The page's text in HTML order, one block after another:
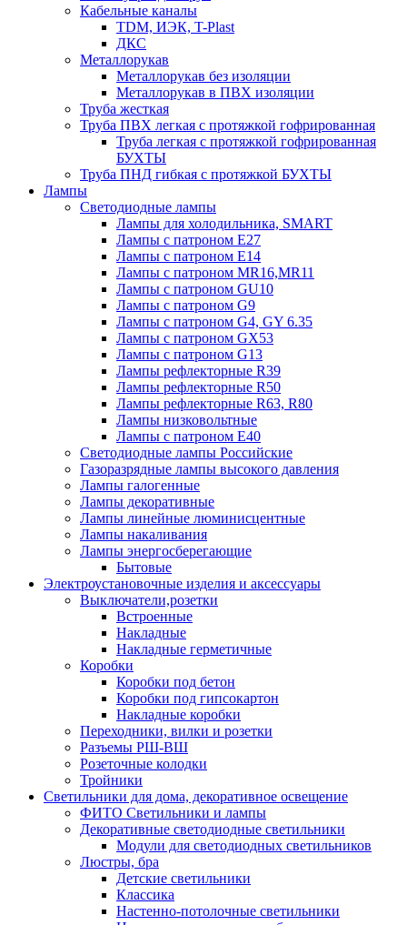
Кабельные каналы
TDM, ИЭК, T-Plast
ДКС
Металлорукав
Металлорукав без изоляции
Металлорукав в ПВХ изоляции
Труба жесткая
Труба ПВХ легкая с протяжкой гофрированная
Труба легкая с протяжкой гофрированная
БУХТЫ
Труба ПНД гибкая с протяжкой БУХТЫ
Лампы
Светодиодные лампы
Лампы для холодильника, SMART
Лампы с патроном E27
Лампы с патроном Е14
Лампы с патроном MR16,MR11
Лампы с патроном GU10
Лампы с патроном G9
Лампы с патроном G4, GY 6.35
Лампы с патроном GX53
Лампы с патроном G13
Лампы рефлекторные R39
Лампы рефлекторные R50
Лампы рефлекторные R63, R80
Лампы низковольтные
Лампы с патроном Е40
Светодиодные лампы Российские
Газоразрядные лампы высокого давления
Лампы галогенные
Лампы декоративные
Лампы линейные люминисцентные
Лампы накаливания
Лампы энергосберегающие
Бытовые
Электроустановочные изделия и аксессуары
Выключатели,розетки
Встроенные
Накладные
Накладные герметичные
Коробки
Коробки под бетон
Коробки под гипсокартон
Накладные коробки
Переходники, вилки и розетки
Разъемы РШ-ВШ
Розеточные колодки
Тройники
Светильники для дома, декоративное освещение
ФИТО Светильники и лампы
Декоративные светодиодные светильники
Модули для светодиодных светильников
Люстры, бра
Детские светильники
Классика
Настенно-потолочные светильники